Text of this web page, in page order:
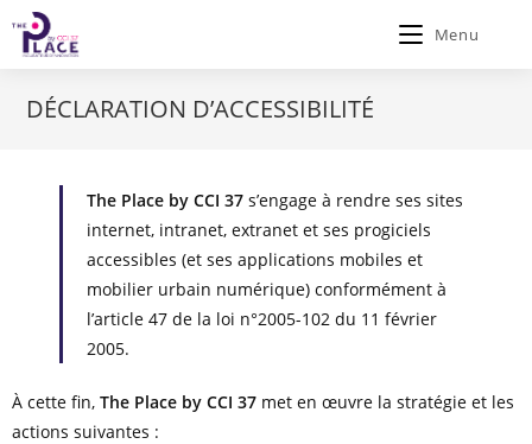
Menu
DÉCLARATION D’ACCESSIBILITÉ
The Place by CCI 37 s’engage à rendre ses sites
internet, intranet, extranet et ses progiciels
accessibles (et ses applications mobiles et
mobilier urbain numérique) conformément à
l’article 47 de la loi n°2005-102 du 11 février
2005.
À cette fin, The Place by CCI 37 met en œuvre la stratégie et les
actions suivantes :